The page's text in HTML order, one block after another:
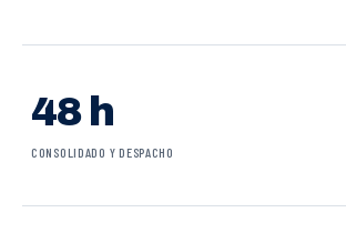
48 h
CONSOLIDADO Y DESPACHO